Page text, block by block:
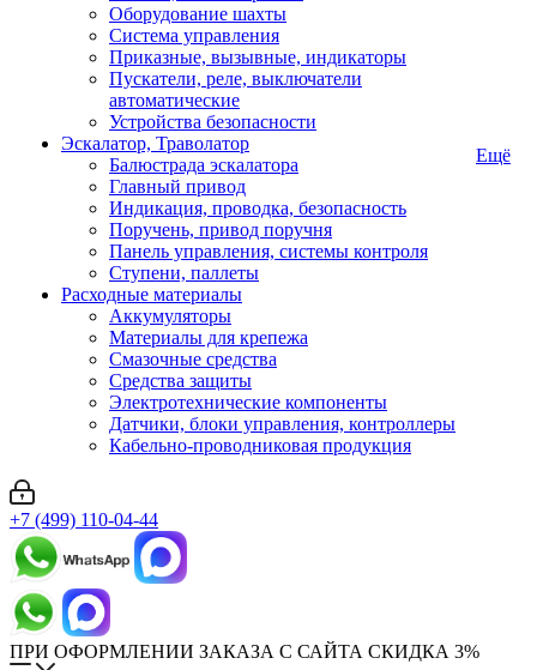
Оборудование шахты
Система управления
Приказные, вызывные, индикаторы
Пускатели, реле, выключатели
автоматические
Устройства безопасности
Эскалатор, Траволатор
Балюстрада эскалатора
Главный привод
Индикация, проводка, безопасность
Поручень, привод поручня
Панель управления, системы контроля
Ступени, паллеты
Расходные материалы
Аккумуляторы
Материалы для крепежа
Смазочные средства
Средства защиты
Электротехнические компоненты
Датчики, блоки управления, контроллеры
Кабельно-проводниковая продукция
Ещё
+7 (499) 110-04-44
ПРИ ОФОРМЛЕНИИ ЗАКАЗА С САЙТА СКИДКА 3%